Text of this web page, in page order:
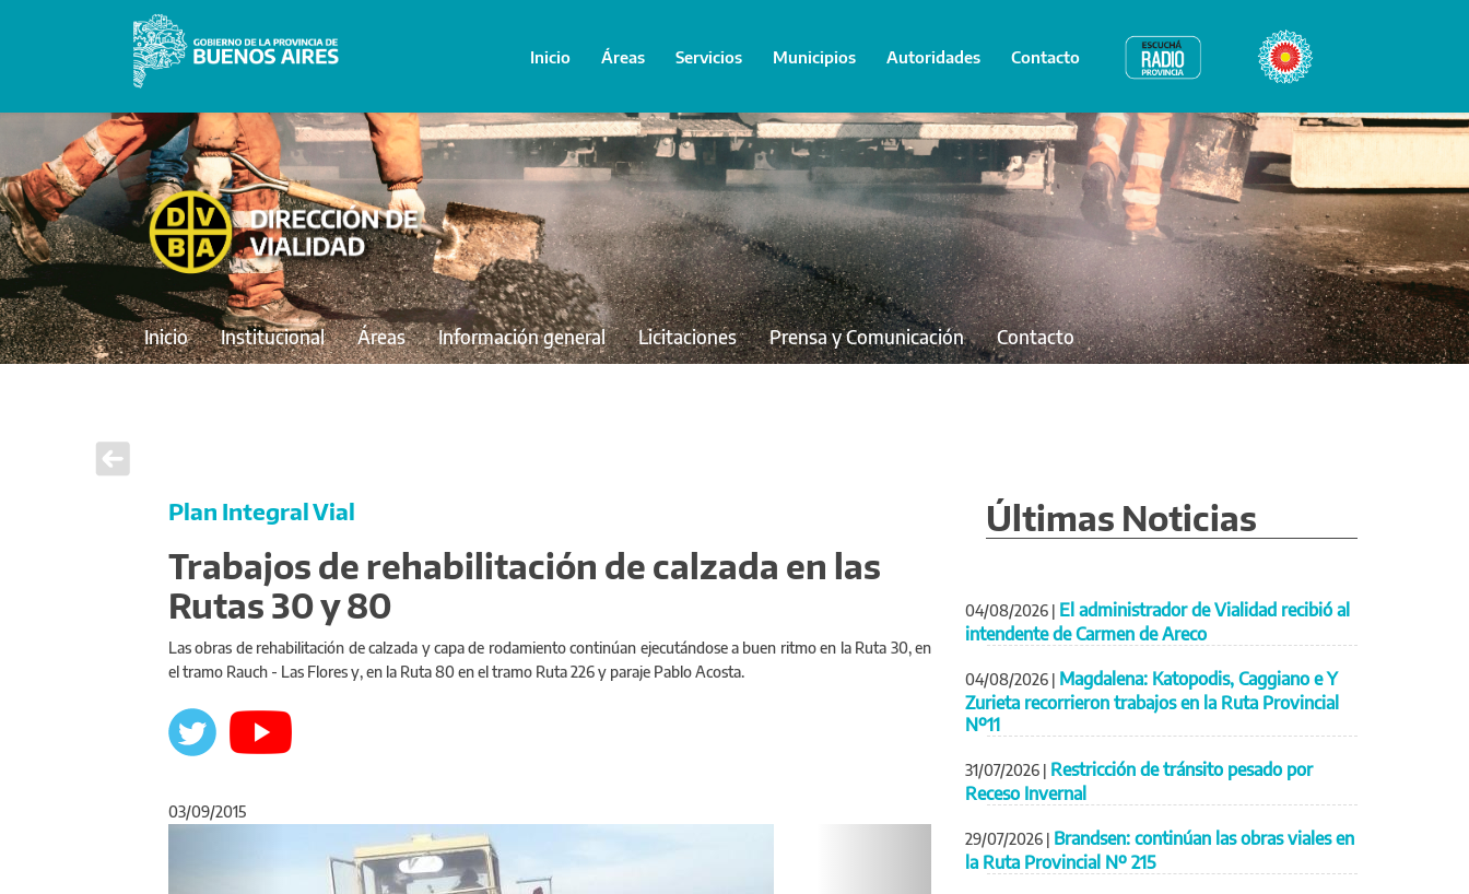
Inicio Áreas Servicios Municipios Autoridades Contacto Radio Provincia Bicentenario
Inicio Institucional Áreas Información general Licitaciones Prensa y Comunicación Contacto
Plan Integral Vial
Trabajos de rehabilitación de calzada en las
Rutas 30 y 80
Las obras de rehabilitación de calzada y capa de rodamiento continúan ejecutándose a buen ritmo en la Ruta 30, en
el tramo Rauch - Las Flores y, en la Ruta 80 en el tramo Ruta 226 y paraje Pablo Acosta.
03/09/2015
Siguiente
Últimas Noticias
04/08/2026 | El administrador de Vialidad recibió al
intendente de Carmen de Areco
04/08/2026 | Magdalena: Katopodis, Caggiano e Y
Zurieta recorrieron trabajos en la Ruta Provincial
Nº11
31/07/2026 | Restricción de tránsito pesado por
Receso Invernal
29/07/2026 | Brandsen: continúan las obras viales en
la Ruta Provincial Nº 215